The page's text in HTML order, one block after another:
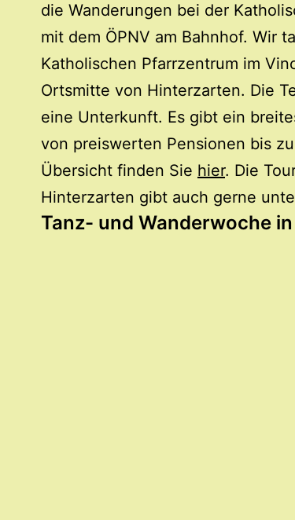
die Wanderungen bei der
mit dem ÖPNV am Bahnhof. Wir
Katholischen Pfarrzentrum im
Ortsmitte von Hinterzarten. Die
eine Unterkunft. Es gibt ein
von preiswerten Pensionen bis
Übersicht finden Sie hier. Die
Hinterzarten gibt auch gerne
Tanz- und Wanderwoche